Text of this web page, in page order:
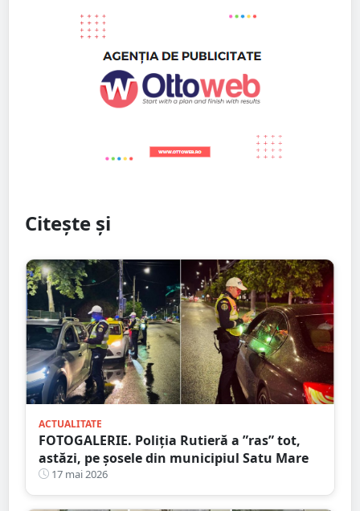
Citește și
ACTUALITATE
FOTOGALERIE. Poliția Rutieră a ”ras” tot,
astăzi, pe șosele din municipiul Satu Mare
17 mai 2026